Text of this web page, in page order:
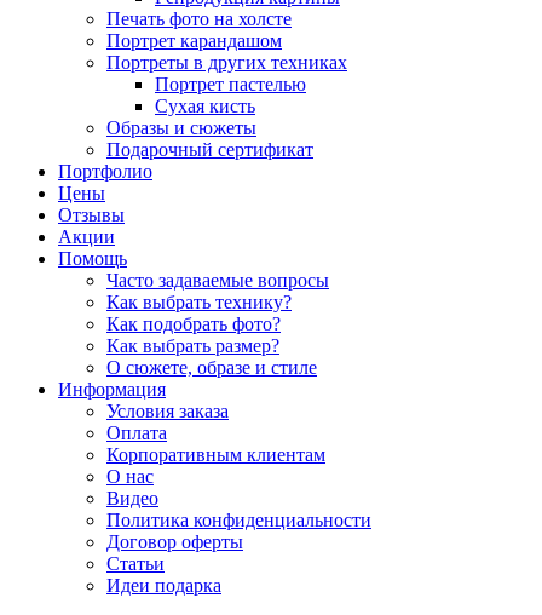
Печать фото на холсте
Портрет карандашом
Портреты в других техниках
Портрет пастелью
Сухая кисть
Образы и сюжеты
Подарочный сертификат
Портфолио
Цены
Отзывы
Акции
Помощь
Часто задаваемые вопросы
Как выбрать технику?
Как подобрать фото?
Как выбрать размер?
О сюжете, образе и стиле
Информация
Условия заказа
Оплата
Корпоративным клиентам
О нас
Видео
Политика конфиденциальности
Договор оферты
Статьи
Идеи подарка